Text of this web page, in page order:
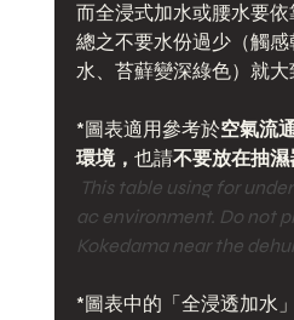
而全浸式加水或腰水要依
總之不要水份過少（觸
水、苔蘚變深綠色）就大
*圖表適用參考於空氣流
環境， 也請不要放在抽濕
ac environment. Do not
Kokedama near the
*圖表中的「全浸透加水